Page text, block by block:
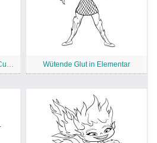
Elementar druckbar mit Gale Cumulus Wütende Glut in Elementar